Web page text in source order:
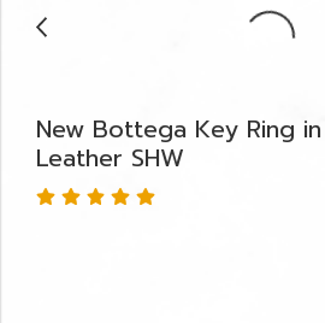
New Bottega Key Ring
Leather SHW